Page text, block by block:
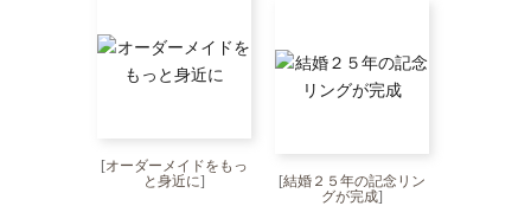
[オーダーメイドをもっ
と身近に] [結婚２５年の記念リン
グが完成]